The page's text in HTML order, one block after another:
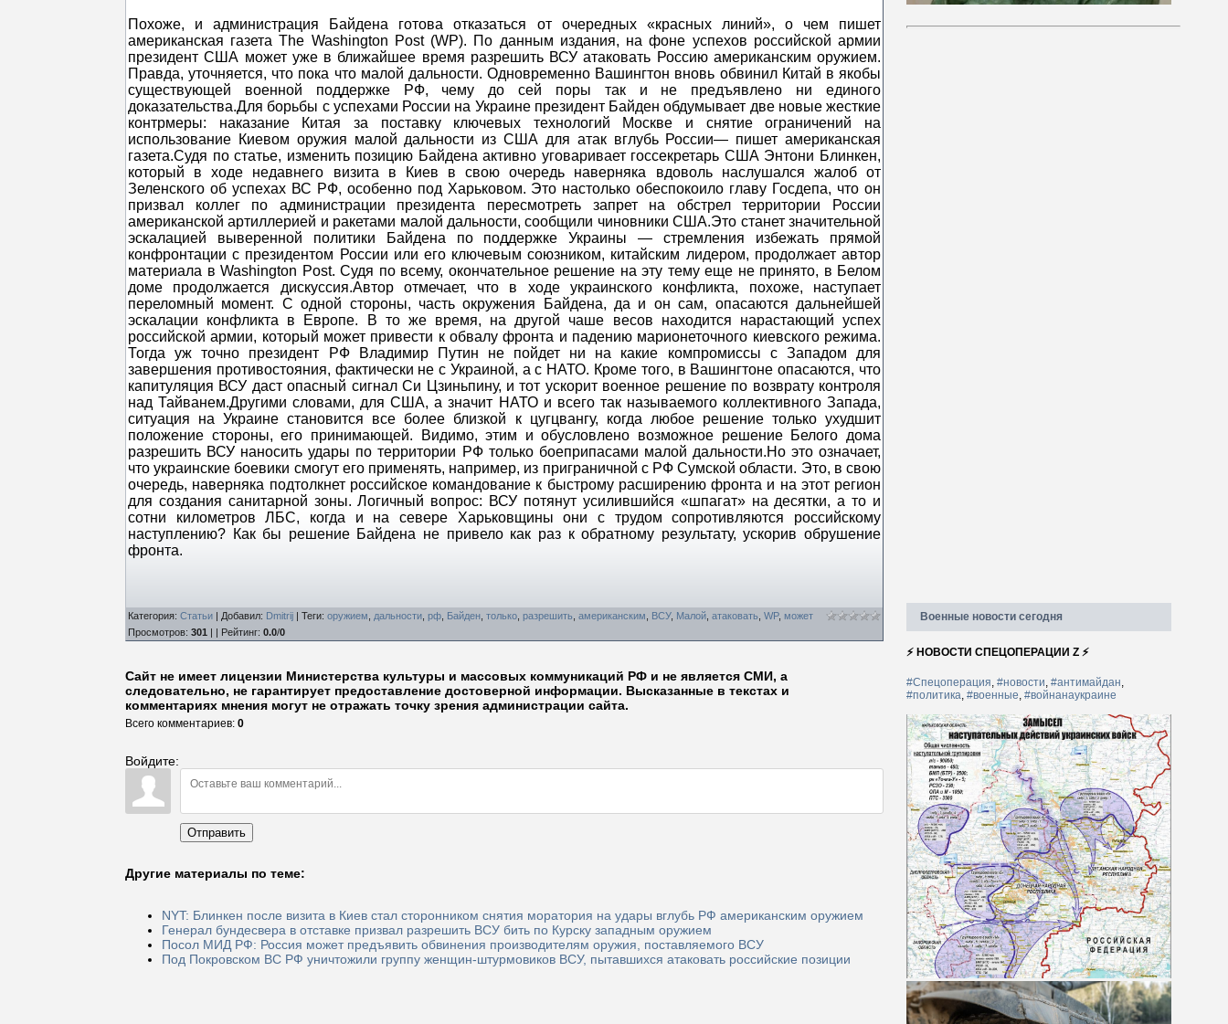
Похоже, и администрация Байдена готова отказаться от очередных «красных линий», о чем пишет
американская газета The Washington Post (WP). По данным издания, на фоне успехов российской армии
президент США может уже в ближайшее время разрешить ВСУ атаковать Россию американским оружием.
Правда, уточняется, что пока что малой дальности. Одновременно Вашингтон вновь обвинил Китай в якобы
существующей военной поддержке РФ, чему до сей поры так и не предъявлено ни единого
доказательства.Для борьбы с успехами России на Украине президент Байден обдумывает две новые жесткие
контрмеры: наказание Китая за поставку ключевых технологий Москве и снятие ограничений на
использование Киевом оружия малой дальности из США для атак вглубь России— пишет американская
газета.Судя по статье, изменить позицию Байдена активно уговаривает госсекретарь США Энтони Блинкен,
который в ходе недавнего визита в Киев в свою очередь наверняка вдоволь наслушался жалоб от
Зеленского об успехах ВС РФ, особенно под Харьковом. Это настолько обеспокоило главу Госдепа, что он
призвал коллег по администрации президента пересмотреть запрет на обстрел территории России
американской артиллерией и ракетами малой дальности, сообщили чиновники США.Это станет значительной
эскалацией выверенной политики Байдена по поддержке Украины — стремления избежать прямой
конфронтации с президентом России или его ключевым союзником, китайским лидером, продолжает автор
материала в Washington Post. Судя по всему, окончательное решение на эту тему еще не принято, в Белом
доме продолжается дискуссия.Автор отмечает, что в ходе украинского конфликта, похоже, наступает
переломный момент. С одной стороны, часть окружения Байдена, да и он сам, опасаются дальнейшей
эскалации конфликта в Европе. В то же время, на другой чаше весов находится нарастающий успех
российской армии, который может привести к обвалу фронта и падению марионеточного киевского режима.
Тогда уж точно президент РФ Владимир Путин не пойдет ни на какие компромиссы с Западом для
завершения противостояния, фактически не с Украиной, а с НАТО. Кроме того, в Вашингтоне опасаются, что
капитуляция ВСУ даст опасный сигнал Си Цзиньпину, и тот ускорит военное решение по возврату контроля
над Тайванем.Другими словами, для США, а значит НАТО и всего так называемого коллективного Запада,
ситуация на Украине становится все более близкой к цугцвангу, когда любое решение только ухудшит
положение стороны, его принимающей. Видимо, этим и обусловлено возможное решение Белого дома
разрешить ВСУ наносить удары по территории РФ только боеприпасами малой дальности.Но это означает,
что украинские боевики смогут его применять, например, из приграничной с РФ Сумской области. Это, в свою
очередь, наверняка подтолкнет российское командование к быстрому расширению фронта и на этот регион
для создания санитарной зоны. Логичный вопрос: ВСУ потянут усилившийся «шпагат» на десятки, а то и
сотни километров ЛБС, когда и на севере Харьковщины они с трудом сопротивляются российскому
наступлению? Как бы решение Байдена не привело как раз к обратному результату, ускорив обрушение
фронта.
Категория: Статьи | Добавил: Dmitrij | Теги: оружием дальности рф Байден только разрешить американским ВСУ, Малой атаковать WP, может
Просмотров: 301 | | Рейтинг: 0.0/0
Сайт не имеет лицензии Министерства культуры и массовых коммуникаций РФ и не является СМИ, а
следовательно, не гарантирует предоставление достоверной информации. Высказанные в текстах и
комментариях мнения могут не отражать точку зрения администрации сайта.
Всего комментариев: 0
Войдите:
Отправить
Другие материалы по теме:
NYT: Блинкен после визита в Киев стал сторонником снятия моратория на удары вглубь РФ американским оружием
Генерал бундесвера в отставке призвал разрешить ВСУ бить по Курску западным оружием
Посол МИД РФ: Россия может предъявить обвинения производителям оружия, поставляемого ВСУ
Под Покровском ВС РФ уничтожили группу женщин-штурмовиков ВСУ, пытавшихся атаковать российские позиции
Военные новости сегодня
⚡ НОВОСТИ СПЕЦОПЕРАЦИИ Z ⚡
#Спецоперация, #новости, #антимайдан,
#политика, #военные, #войнанаукраине